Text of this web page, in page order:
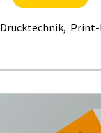
Drucktechnik, Print-